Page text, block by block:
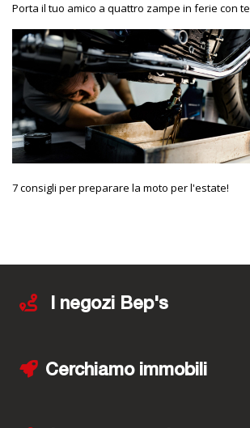
Porta il tuo amico a quattro zampe in ferie con te
7 consigli per preparare la moto per l'estate!
I negozi Bep's
Cerchiamo immobili